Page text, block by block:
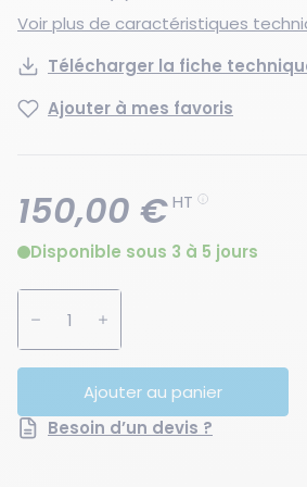
Voir plus de caractéristiques
Télécharger la fiche
Ajouter à mes favoris
150,00 €HT
Disponible sous 3 à 5 jours
Augmenter la quantité
Ajouter au panier
Besoin d’un devis ?